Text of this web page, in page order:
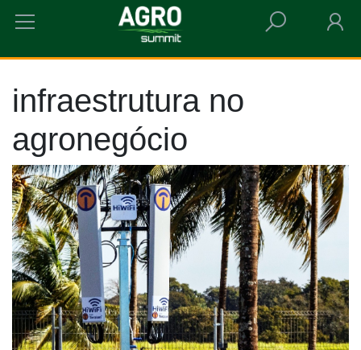
HOME INFRAESTRUTURA NO AGRONEGÓCIO
infraestrutura no
agronegócio